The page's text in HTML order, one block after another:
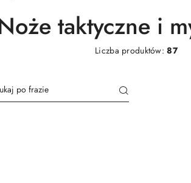
taktyczne i
Liczba produktów:87